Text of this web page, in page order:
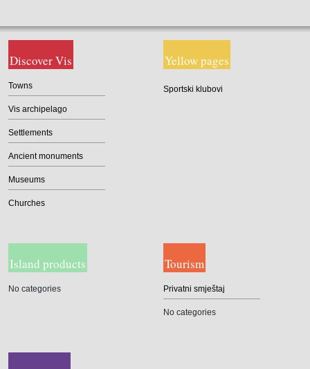
Discover Vis
Towns
Vis archipelago
Settlements
Ancient monuments
Museums
Churches
Yellow pages
Sportski klubovi
Island products
No categories
Tourism
Privatni smještaj
No categories